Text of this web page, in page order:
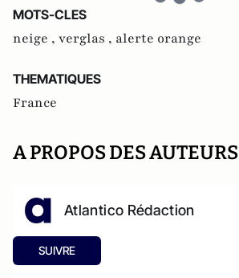
MOTS-CLES
neige , verglas , alerte orange
THEMATIQUES
France
A PROPOS DES AUTEURS
Atlantico Rédaction
SUIVRE